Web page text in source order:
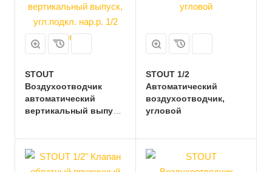
STOUT
Воздухоотводчик
автоматический
вертикальный выпуск,
STOUT 1/2
Автоматический
воздухоотводчик,
угловой